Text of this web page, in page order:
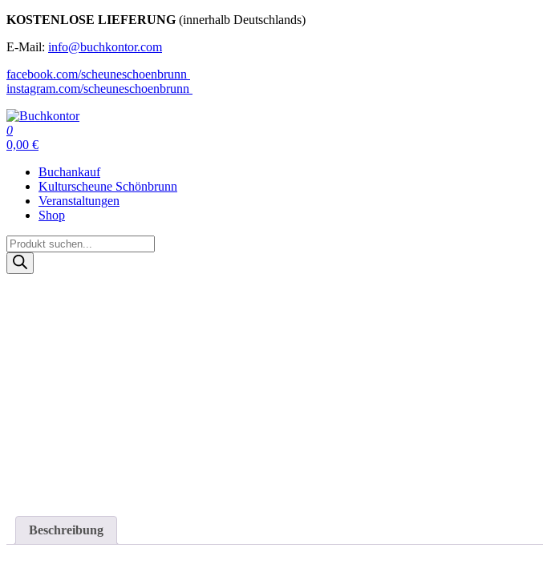
Zum
springen
KOSTENLOSE LIEFERUNG (innerhalb Deutschlands)
E-Mail: info@buchkontor.com
facebook.com/scheuneschoenbrunn
instagram.com/scheuneschoenbrunn
Buchkontor
Modernes Antiquariat
0
0,00 €
Buchankauf
Kulturscheune Schönbrunn
Veranstaltungen
Shop
Products
search
Beschreibung